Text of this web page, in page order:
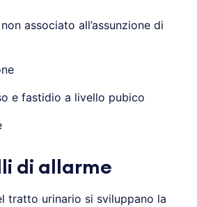
associato all’assunzione di
e fastidio a livello pubico
di allarme
tratto urinario si sviluppano la